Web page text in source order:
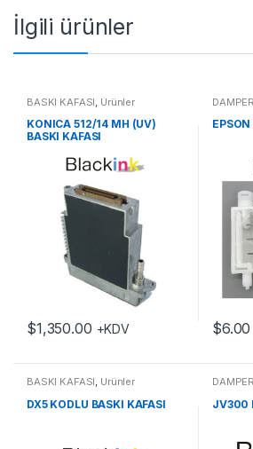
İlgili ürünler
BASKI KAFASI, Ürünler
KONICA 512/14 MH (UV)
BASKI KAFASI
$1,350.00 +KDV
DAMPER
$6.00
BASKI KAFASI, Ürünler
DX5 KODLU BASKI KAFASI
DAMPER
JV300